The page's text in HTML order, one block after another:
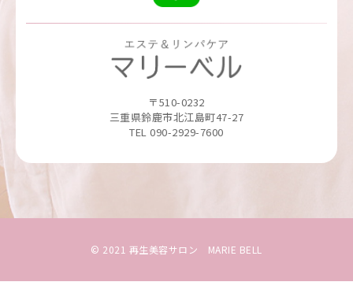
〒510-0232
三重県鈴鹿市北江島町47-27
TEL 090-2929-7600
© 2021 再生美容サロン MARIE BELL